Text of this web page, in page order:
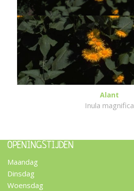
Alant
Inula magnifica
OPENINGSTIJDEN
Maandag
Dinsdag
Woensdag